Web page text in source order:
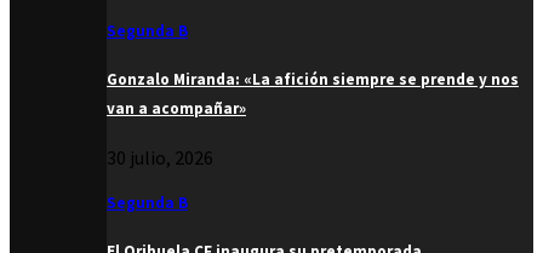
Segunda B
Gonzalo Miranda: «La afición siempre se prende y nos
van a acompañar»
30 julio, 2026
Segunda B